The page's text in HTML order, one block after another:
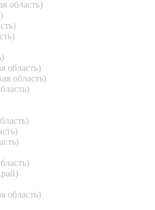
область)
область)
область)
область)